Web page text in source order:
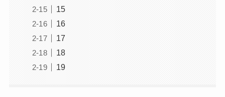
15
16
17
18
19